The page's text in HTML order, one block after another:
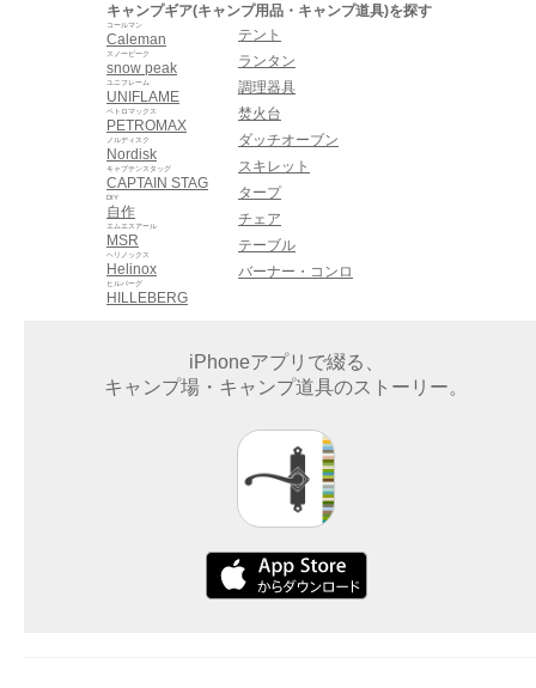
キャンプギア(キャンプ用品・キャンプ道具)を探す
Caleman
コールマン
snow peak
スノーピーク
UNIFLAME
ユニフレーム
PETROMAX
ペトロマックス
Nordisk
ノルディスク
CAPTAIN STAG
キャプテンスタッグ
自作
DIY
MSR
エムエスアール
Helinox
ヘリノックス
HILLEBERG
ヒルバーグ
テント
ランタン
調理器具
焚火台
ダッチオーブン
スキレット
タープ
チェア
テーブル
バーナー・コンロ
iPhoneアプリで綴る、
キャンプ場・キャンプ道具のストーリー。